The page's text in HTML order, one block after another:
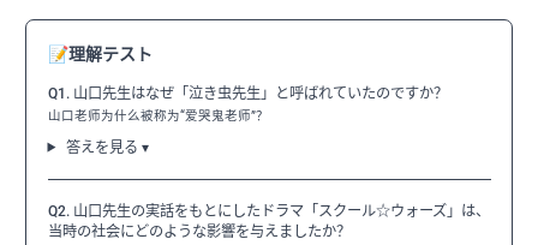
📝理解テスト
Q1. 山口先生はなぜ「泣き虫先生」と呼ばれていたのですか？
山口老师为什么被称为“爱哭鬼老师”？
答えを見る ▾
Q2. 山口先生の実話をもとにしたドラマ「スクール☆ウォーズ」は、
当時の社会にどのような影響を与えましたか？